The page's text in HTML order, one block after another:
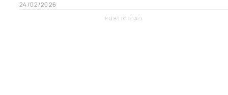
24/02/2026
PUBLICIDAD